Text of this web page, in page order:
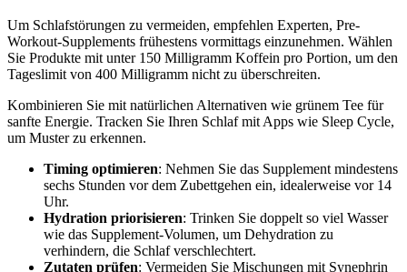
Um Schlafstörungen zu vermeiden, empfehlen Experten, Pre-
Workout-Supplements frühestens vormittags einzunehmen. Wählen
Sie Produkte mit unter 150 Milligramm Koffein pro Portion, um den
Tageslimit von 400 Milligramm nicht zu überschreiten.
Kombinieren Sie mit natürlichen Alternativen wie grünem Tee für
sanfte Energie. Tracken Sie Ihren Schlaf mit Apps wie Sleep Cycle,
um Muster zu erkennen.
Timing optimieren: Nehmen Sie das Supplement mindestens
sechs Stunden vor dem Zubettgehen ein, idealerweise vor 14
Uhr.
Hydration priorisieren: Trinken Sie doppelt so viel Wasser
wie das Supplement-Volumen, um Dehydration zu
verhindern, die Schlaf verschlechtert.
Zutaten prüfen: Vermeiden Sie Mischungen mit Synephrin